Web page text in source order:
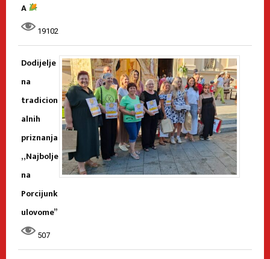
A
19102
Dodijelje
na
tradicion
alnih
priznanja
„Najbolje
na
Porcijunk
ulovome”
507